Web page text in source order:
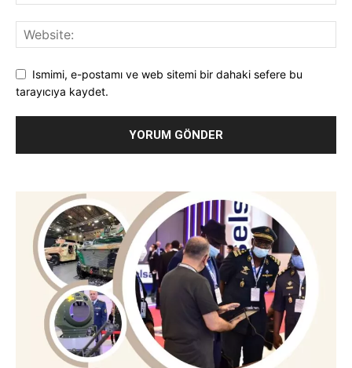
Ismimi, e-postamı ve web sitemi bir dahaki sefere bu
tarayıcıya kaydet.